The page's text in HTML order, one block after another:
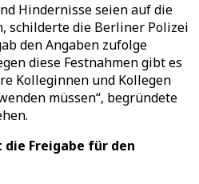
Hindernisse seien auf die
schilderte die Berliner Polizei
den Angaben zufolge
diese Festnahmen gibt es
Kolleginnen und Kollegen
müssen“, begründete
Freigabe für den